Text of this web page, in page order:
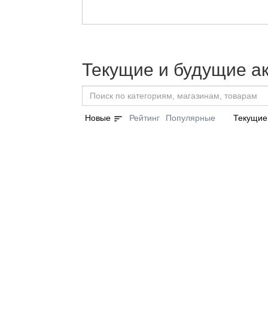
Текущие и будущие
Новые sort Рейтинг Популярные Текущие